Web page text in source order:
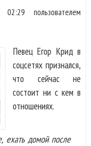
пользователем
Певец Егор Крид в
соцсетях признался,
что сейчас не
состоит ни с кем в
отношениях.
ехать домой после